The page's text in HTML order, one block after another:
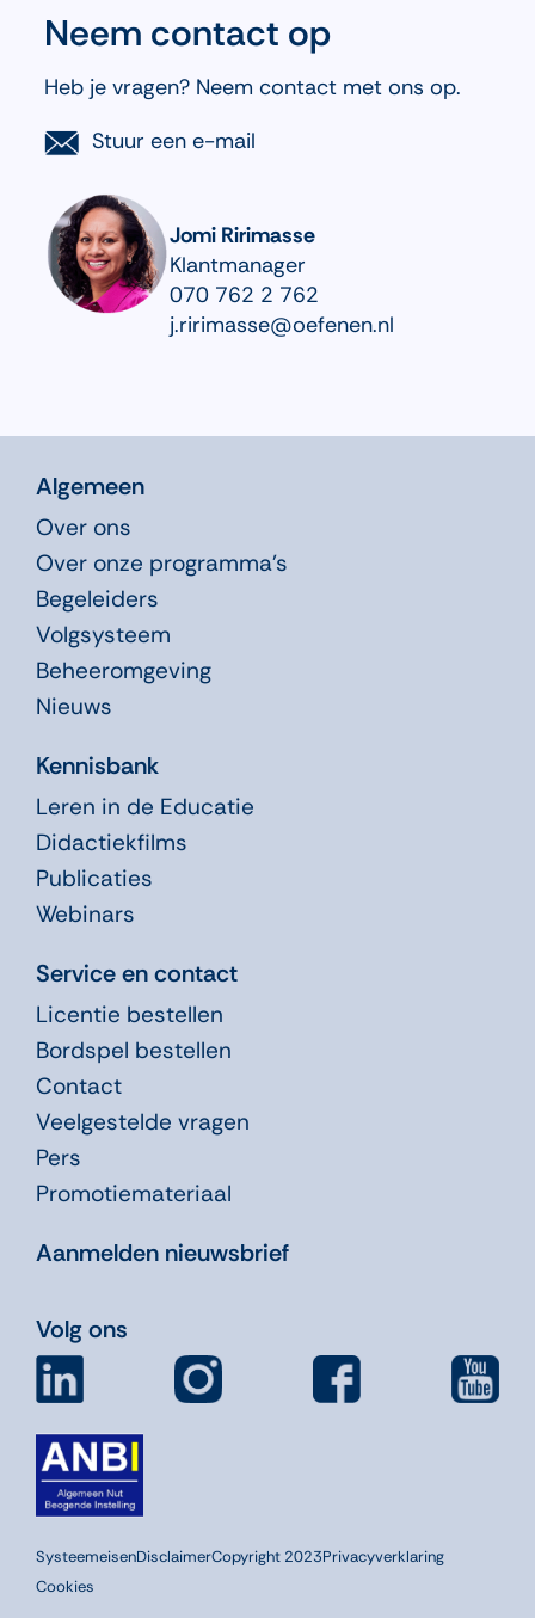
Neem contact op
Heb je vragen? Neem contact met ons op.
Stuur een e-mail
Jomi Ririmasse
Klantmanager
070 762 2 762
j.ririmasse@oefenen.nl
Algemeen
Over ons
Over onze programma’s
Begeleiders
Volgsysteem
Beheeromgeving
Nieuws
Kennisbank
Leren in de Educatie
Didactiekfilms
Publicaties
Webinars
Service en contact
Licentie bestellen
Bordspel bestellen
Contact
Veelgestelde vragen
Pers
Promotiemateriaal
Aanmelden nieuwsbrief
Volg ons
SysteemeisenDisclaimerCopyright 2023Privacyverklaring
Cookies